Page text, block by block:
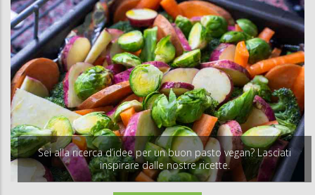
Sei alla ricerca d’idee per un buon pasto vegan? Lasciati
inspirare dalle nostre ricette.